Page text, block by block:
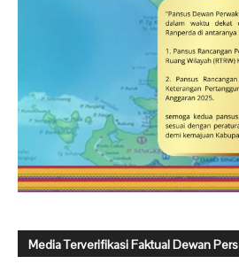
Media Terverifikasi Faktual Dewan Pers